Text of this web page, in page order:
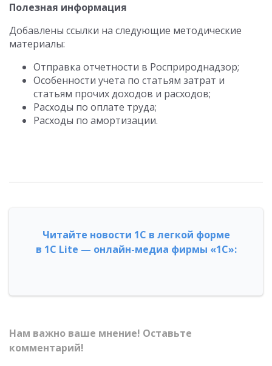
Полезная информация
Добавлены ссылки на следующие методические
материалы:
Отправка отчетности в Росприроднадзор;
Особенности учета по статьям затрат и
статьям прочих доходов и расходов;
Расходы по оплате труда;
Расходы по амортизации.
Читайте новости 1С в легкой форме
в 1С Lite — онлайн-медиа фирмы «1С»:
Нам важно ваше мнение! Оставьте
комментарий!